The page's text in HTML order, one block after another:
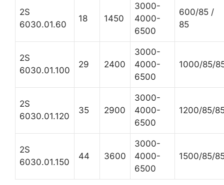
2S
6030.01.60
18 1450
3000-
4000-
6500
600/85 /
85
2S
6030.01.100
29 2400
3000-
4000-
6500
1000/85/
2S
6030.01.120
35 2900
3000-
4000-
6500
1200/85/
2S
6030.01.150
44 3600
3000-
4000-
6500
1500/85/